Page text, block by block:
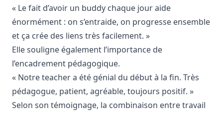
« Le fait d’avoir un buddy chaque jour aide
énormément : on s’entraide, on progresse ensemble
et ça crée des liens très facilement. »
Elle souligne également l’importance de
l’encadrement pédagogique.
« Notre teacher a été génial du début à la fin. Très
pédagogue, patient, agréable, toujours positif. »
Selon son témoignage, la combinaison entre travail